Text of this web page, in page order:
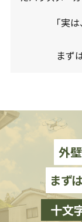
「実
まず
外
まず
十文